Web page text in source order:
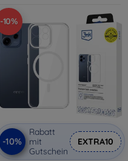
-10%
-10%
Rabatt
mit
Gutschein
EXTRA10